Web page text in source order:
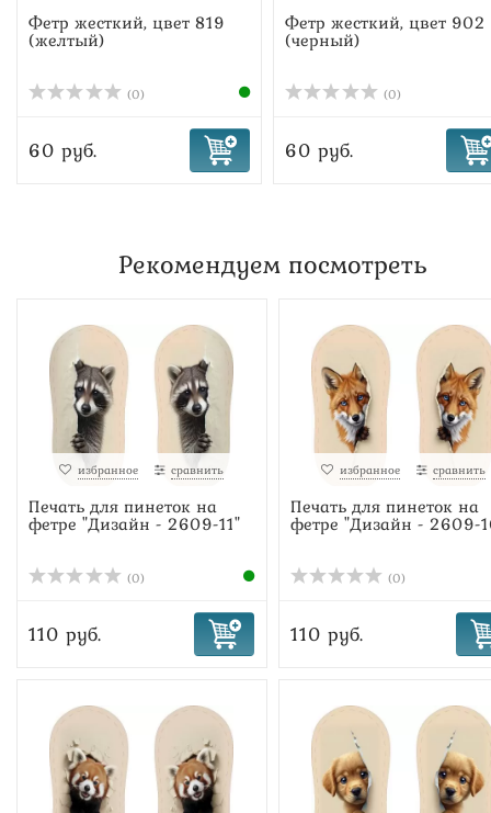
Фетр жесткий, цвет 819
(желтый)
(0)
60 руб.
Фетр жесткий, цвет 902
(черный)
(0)
60 руб.
Рекомендуем посмотреть
избранное сравнить
Печать для пинеток на
фетре "Дизайн - 2609-11"
(0)
110 руб.
избранное сравнить
Печать для пинеток на
фетре "Дизайн - 2609-
(0)
110 руб.